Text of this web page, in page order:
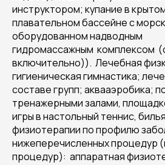
инструктором; купание в
плавательном бассейне с
оборудованном надводным
гидромассажным комплексом
включительно)). Лечебная
гигиеническая гимнастика;
составе групп; аквааэробика;
тренажерными залами,
игры в настольный теннис,
физиотерапии по профилю
нижеперечисленных процедур
процедур): аппаратная